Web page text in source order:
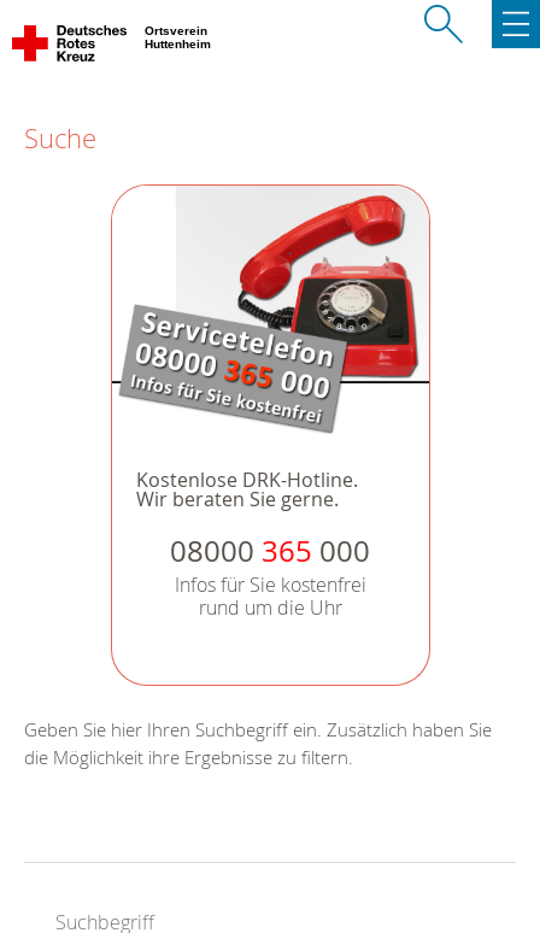
Ortsverein
Huttenheim
Suche
Kostenlose DRK-Hotline.
Wir beraten Sie gerne.
08000 365 000
Infos für Sie kostenfrei
rund um die Uhr
Geben Sie hier Ihren Suchbegriff ein. Zusätzlich haben Sie
die Möglichkeit ihre Ergebnisse zu filtern.